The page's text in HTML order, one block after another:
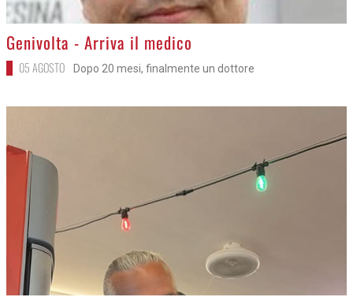
>
Genivolta - Arriva il medico
05 AGOSTO Dopo 20 mesi, finalmente un dottore